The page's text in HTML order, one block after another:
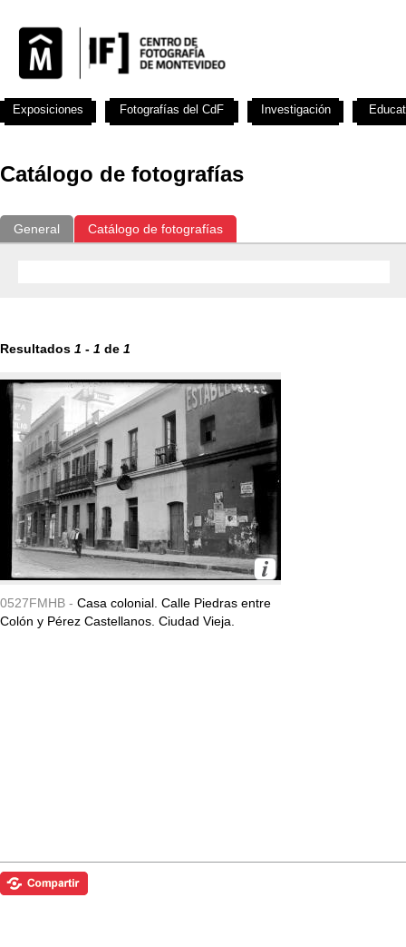
Catálogo de fotografías
General Catálogo de fotografías
Resultados 1 - 1 de 1
0527FMHB - Casa colonial. Calle Piedras entre
Colón y Pérez Castellanos. Ciudad Vieja.
Exposiciones Fotografías del CdF Investigación